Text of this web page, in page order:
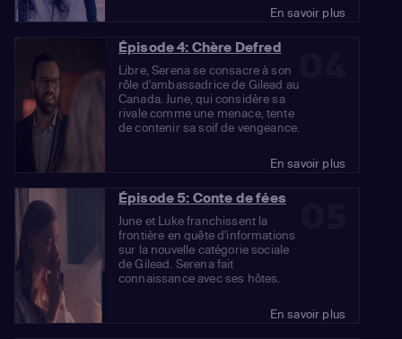
En savoir plus
Épisode 4: Chère Defred
Libre, Serena se consacre à son
rôle d'ambassadrice de Gilead au
Canada. June, qui considère sa
rivale comme une menace, tente
de contenir sa soif de vengeance.
En savoir plus
Épisode 5: Conte de fées
June et Luke franchissent la
frontière en quête d'informations
sur la nouvelle catégorie sociale
de Gilead. Serena fait
connaissance avec ses hôtes.
En savoir plus